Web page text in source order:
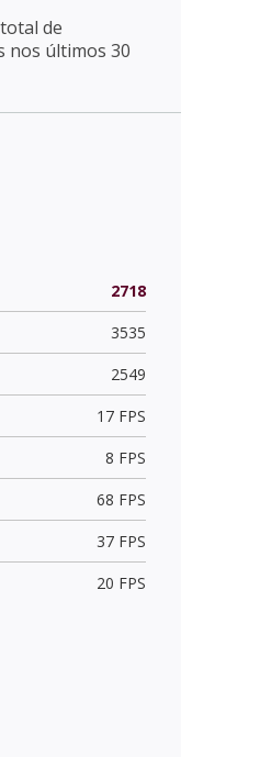
de
nos últimos 30
2718
3535
2549
17 FPS
8 FPS
68 FPS
37 FPS
20 FPS